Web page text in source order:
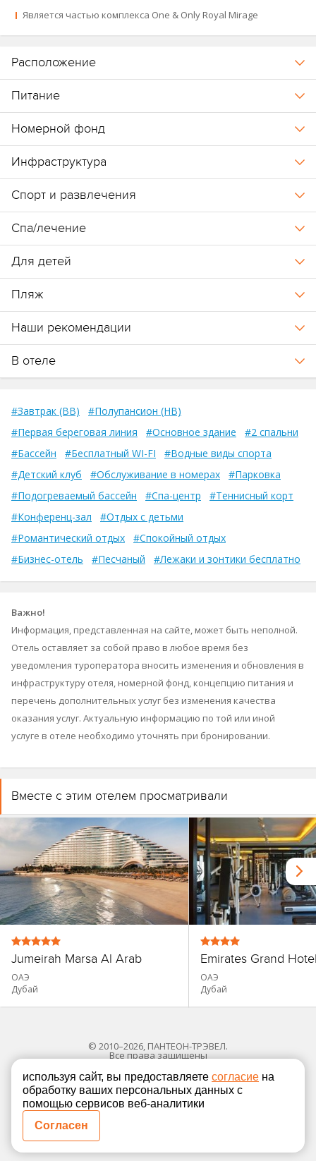
Является частью комплекса One & Only Royal Mirage
Расположение
Питание
Номерной фонд
Инфраструктура
Спорт и развлечения
Спа/лечение
Для детей
Пляж
Наши рекомендации
В отеле
#Завтрак (BB)
#Полупансион (HB)
#Первая береговая линия
#Основное здание
#2 спальни
#Бассейн
#Бесплатный WI-FI
#Водные виды спорта
#Детский клуб
#Обслуживание в номерах
#Парковка
#Подогреваемый бассейн
#Спа-центр
#Теннисный корт
#Конференц-зал
#Отдых с детьми
#Романтический отдых
#Спокойный отдых
#Бизнес-отель
#Песчаный #Лежаки и зонтики бесплатно
Важно!
Информация, представленная на сайте, может быть неполной.
Отель оставляет за собой право в любое время без
уведомления туроператора вносить изменения и обновления в
инфраструктуру отеля, номерной фонд, концепцию питания и
перечень дополнительных услуг без изменения качества
оказания услуг. Актуальную информацию по той или иной
услуге в отеле необходимо уточнять при бронировании.
Вместе с этим отелем просматривали
Jumeirah Marsa Al Arab
ОАЭ
Дубай
Emirates Grand
ОАЭ
Дубай
© 2010–2026, ПАНТЕОН-ТРЭВЕЛ.
Все права защищены
Политика в отношении обработки персональных
Согласие на обработку персональных данных
используя сайт, вы предоставляете согласие на
обработку ваших персональных данных с
помощью сервисов веб-аналитики
Согласен